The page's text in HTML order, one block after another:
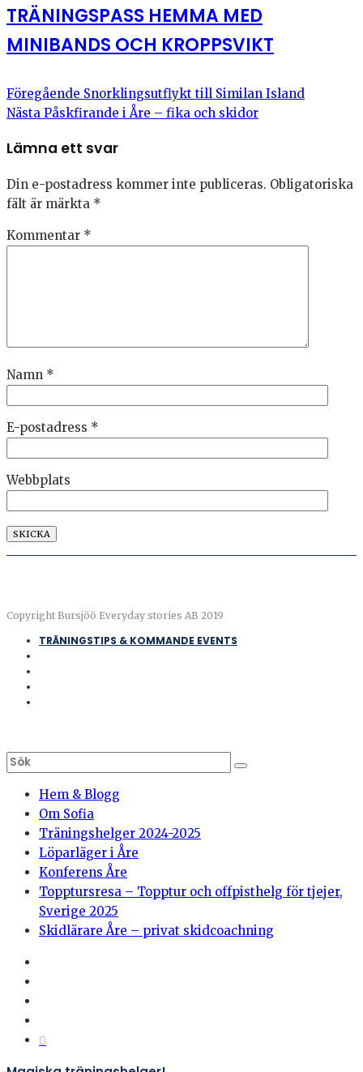
TRÄNINGSPASS HEMMA MED
MINIBANDS OCH KROPPSVIKT
Föregående Snorklingsutflykt till Similan Island
Nästa Påskfirande i Åre – fika och skidor
Lämna ett svar
Din e-postadress kommer inte publiceras. Obligatoriska
fält är märkta *
Kommentar *
Namn *
E-postadress *
Webbplats
Copyright Bursjöö Everyday stories AB 2019
TRÄNINGSTIPS & KOMMANDE EVENTS
Hem & Blogg
Om Sofia
Träningshelger 2024-2025
Löparläger i Åre
Konferens Åre
Topptursresa – Topptur och offpisthelg för tjejer,
Sverige 2025
Skidlärare Åre – privat skidcoachning
0